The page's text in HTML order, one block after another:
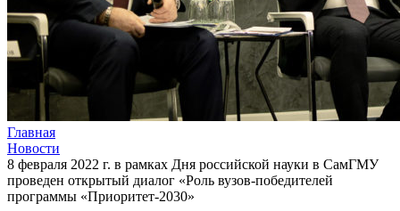
Главная
Новости
8 февраля 2022 г. в рамках Дня российской науки в СамГМУ
проведен открытый диалог «Роль вузов-победителей
программы «Приоритет-2030»